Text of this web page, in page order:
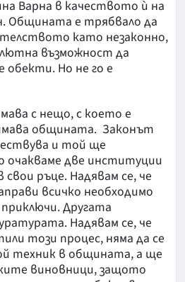
Варна в качеството ѝ на
Общината е трябвало да
като незаконно,
възможност да
обекти. Но не го е
с нещо, с което е
общината. Законът
и той ще
очакваме две институции
ръце. Надявам се, че
всичко необходимо
Другата
Надявам се, че
този процес, няма да се
техник в общината, а ще
виновници, защото